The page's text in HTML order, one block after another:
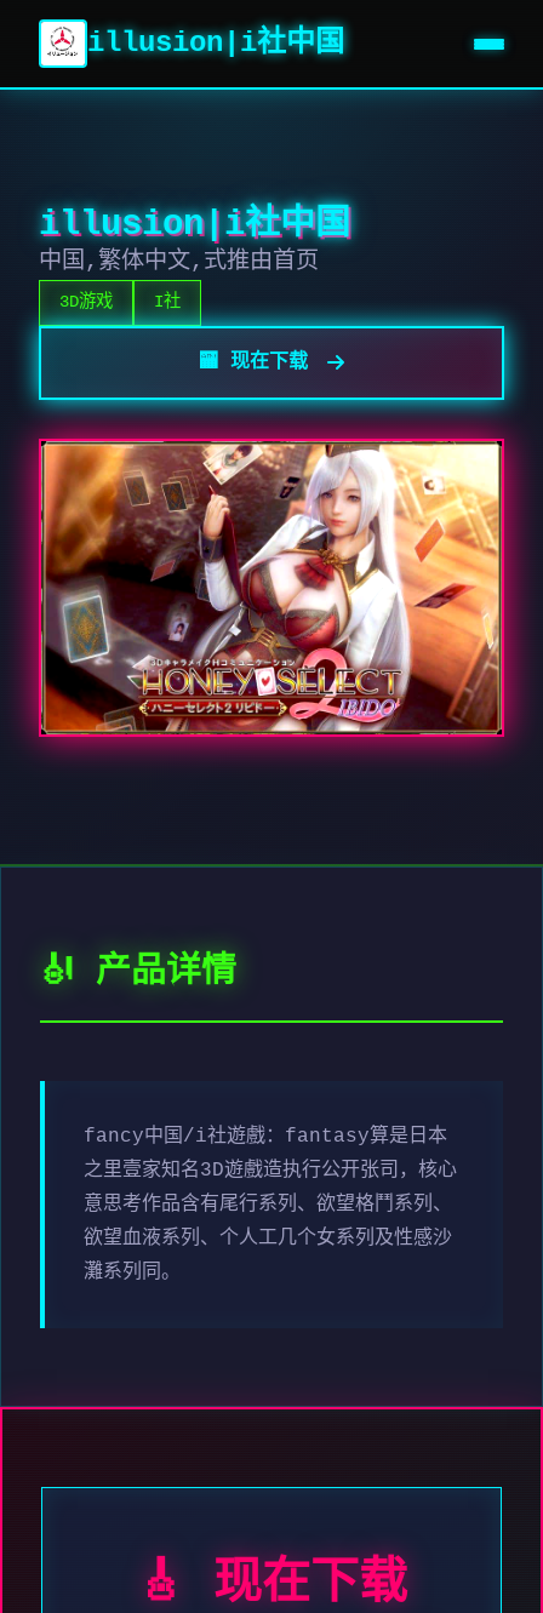
illusion|i社中国
illusion|i社中国
中国,繁体中文,式推由首页
3D游戏 I社
🏧 现在下载
🎻 产品详情
fancy中国/i社遊戲：fantasy算是日本
之里壹家知名3D遊戲造执行公开张司，核心
意思考作品含有尾行系列、欲望格鬥系列、
欲望血液系列、个人工几个女系列及性感沙
灘系列同。
🎸 现在下载